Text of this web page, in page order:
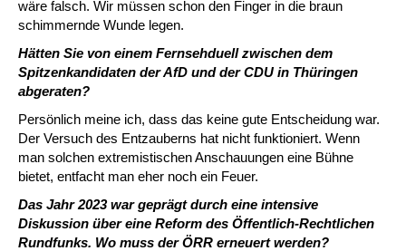
wäre falsch. Wir müssen schon den Finger in die braun
schimmernde Wunde legen.
Hätten Sie von einem Fernsehduell zwischen dem
Spitzenkandidaten der AfD und der CDU in Thüringen
abgeraten?
Persönlich meine ich, dass das keine gute Entscheidung war.
Der Versuch des Entzauberns hat nicht funktioniert. Wenn
man solchen extremistischen Anschauungen eine Bühne
bietet, entfacht man eher noch ein Feuer.
Das Jahr 2023 war geprägt durch eine intensive
Diskussion über eine Reform des Öffentlich-Rechtlichen
Rundfunks. Wo muss der ÖRR erneuert werden?